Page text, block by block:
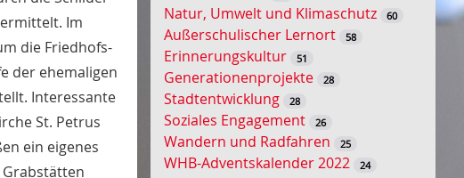
Im
die Friedhofs-
der ehemaligen
Interessante
St. Petrus
ein eigenes
t
-
S
u
c
h
e
Natur, Umwelt und Klimaschutz 60
Außerschulischer Lernort 58
Erinnerungskultur 51
Generationenprojekte 28
Stadtentwicklung 28
Soziales Engagement 26
Wandern und Radfahren 25
WHB-Adventskalender 2022 24